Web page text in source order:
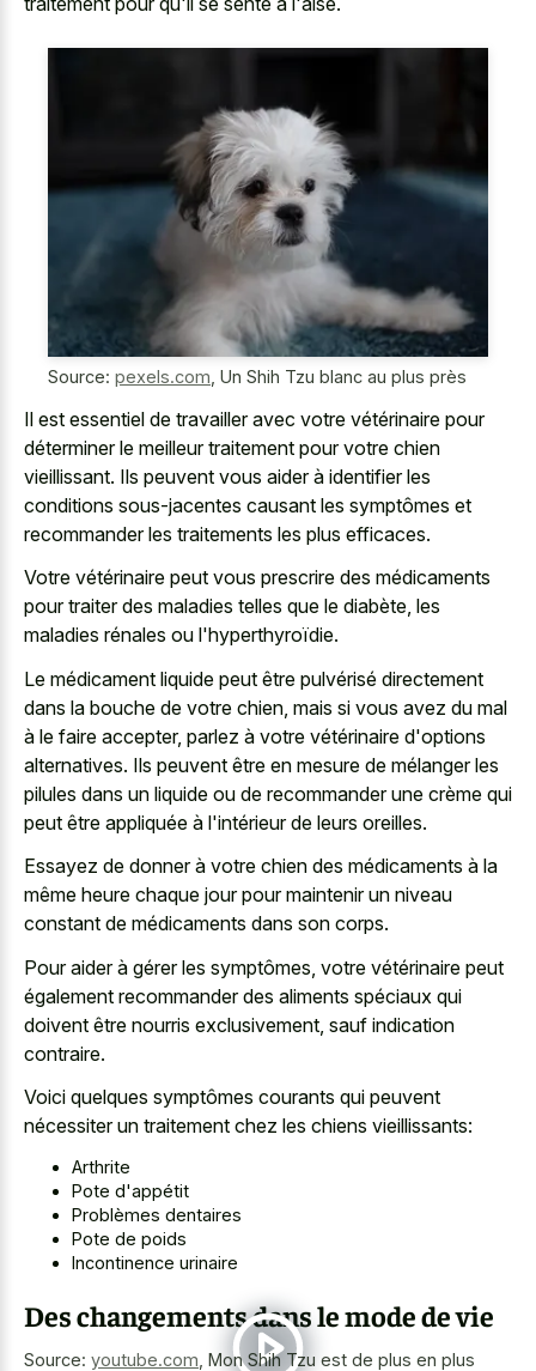
Source: pexels.com Un Shih Tzu blanc au plus près
Il est essentiel de travailler avec votre vétérinaire pour
déterminer le meilleur traitement pour votre chien
vieillissant. Ils peuvent vous aider à identifier les
conditions sous-jacentes causant les symptômes et
recommander les traitements les plus efficaces.
Votre vétérinaire peut vous prescrire des médicaments
pour traiter des maladies telles que le diabète, les
maladies rénales ou l'hyperthyroïdie.
Le médicament liquide peut être pulvérisé directement
dans la bouche de votre chien, mais si vous avez du mal
à le faire accepter, parlez à votre vétérinaire d'options
alternatives. Ils peuvent être en mesure de mélanger les
pilules dans un liquide ou de recommander une crème qui
peut être appliquée à l'intérieur de leurs oreilles.
Essayez de donner à votre chien des médicaments à la
même heure chaque jour pour maintenir un niveau
constant de médicaments dans son corps.
Pour aider à gérer les symptômes, votre vétérinaire peut
également recommander des aliments spéciaux qui
doivent être nourris exclusivement, sauf indication
contraire.
Voici quelques symptômes courants qui peuvent
nécessiter un traitement chez les chiens vieillissants:
Arthrite
Pote d'appétit
Problèmes dentaires
Pote de poids
Incontinence urinaire
Des changements dans le mode de vie
Source: youtube.com Mon Shih Tzu est de plus en plus